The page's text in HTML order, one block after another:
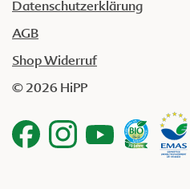
Datenschutzerklärung
AGB
Shop Widerruf
© 2026 HiPP